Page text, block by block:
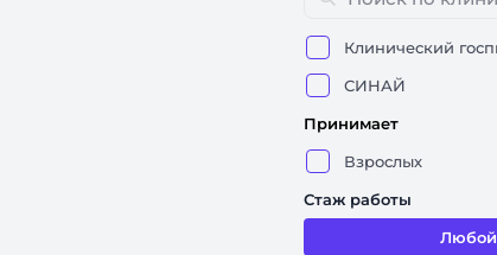
Клинический
СИНАЙ
Принимает
Взрослых
Стаж работы
Любой